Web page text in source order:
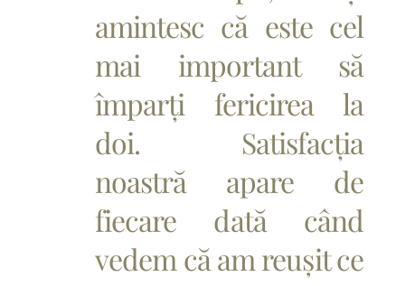
amintesc că este cel
mai important să
împarți fericirea la
doi. Satisfacția
noastră apare de
fiecare dată când
vedem că am reușit ce